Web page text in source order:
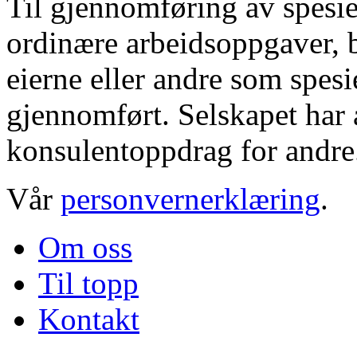
ordinære
eierne eller andre som
gjennomført. Selskapet
konsulentoppdrag for
Vår personvernerklæring.
Om oss
Til topp
Kontakt